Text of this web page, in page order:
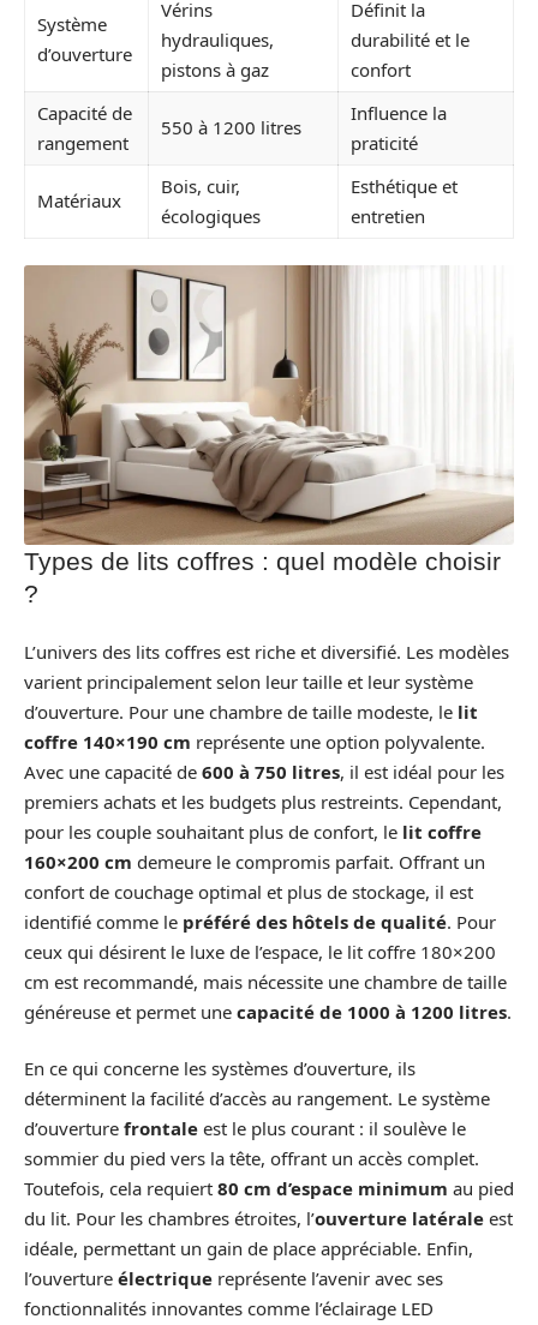
Système
d’ouverture
Vérins
hydrauliques,
pistons à gaz
Définit la
durabilité et le
confort
Capacité de
rangement
550 à 1200 litres
Influence la
praticité
Matériaux
Bois, cuir,
écologiques
Esthétique et
entretien
Types de lits coffres : quel modèle choisir
?
L’univers des lits coffres est riche et diversifié. Les modèles
varient principalement selon leur taille et leur système
d’ouverture. Pour une chambre de taille modeste, le lit
coffre 140×190 cm représente une option polyvalente.
Avec une capacité de 600 à 750 litres, il est idéal pour les
premiers achats et les budgets plus restreints. Cependant,
pour les couple souhaitant plus de confort, le lit coffre
160×200 cm demeure le compromis parfait. Offrant un
confort de couchage optimal et plus de stockage, il est
identifié comme le préféré des hôtels de qualité. Pour
ceux qui désirent le luxe de l’espace, le lit coffre 180×200
cm est recommandé, mais nécessite une chambre de taille
généreuse et permet une capacité de 1000 à 1200 litres.
En ce qui concerne les systèmes d’ouverture, ils
déterminent la facilité d’accès au rangement. Le système
d’ouverture frontale est le plus courant : il soulève le
sommier du pied vers la tête, offrant un accès complet.
Toutefois, cela requiert 80 cm d’espace minimum au pied
du lit. Pour les chambres étroites, l’ouverture latérale est
idéale, permettant un gain de place appréciable. Enfin,
l’ouverture électrique représente l’avenir avec ses
fonctionnalités innovantes comme l’éclairage LED